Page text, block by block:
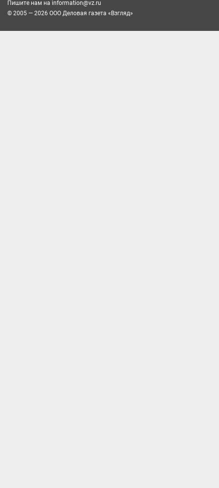
Пишите нам на information@vz.ru
© 2005 — 2026 ООО Деловая газета «Взгляд»